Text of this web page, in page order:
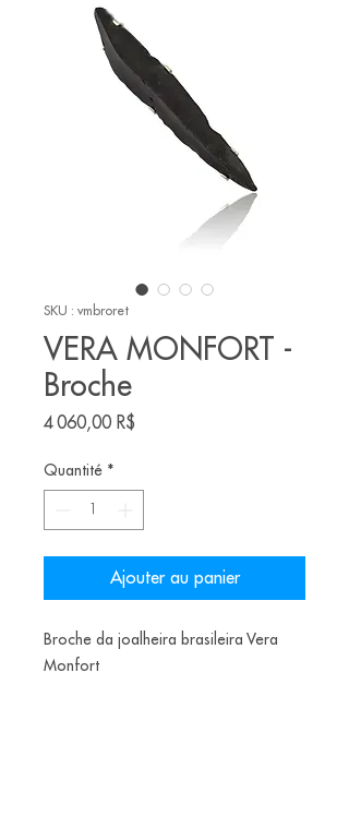
SKU : vmbroret
VERA MONFORT -
Broche
4 060,00 R$
Quantité *
Ajouter au panier
Broche da joalheira brasileira Vera
Monfort